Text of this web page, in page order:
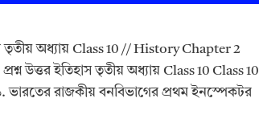
তৃতীয় অধ্যায় Class 10 // History Chapter 2
উত্তর ইতিহাস তৃতীয় অধ্যায় Class 10 Class 10
রাজকীয় বনবিভাগের প্রথম ইনস্পেকটর